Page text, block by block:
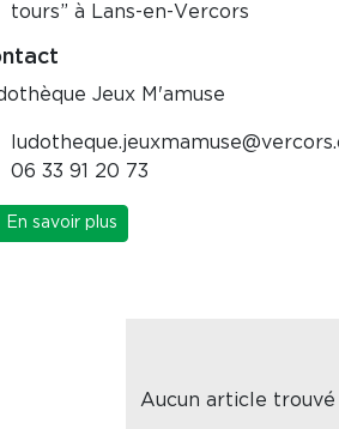
tours” à Lans-en-Vercors
Jeux M'amuse
06 33 91 20 73
En savoir plus
Aucun article trouvé